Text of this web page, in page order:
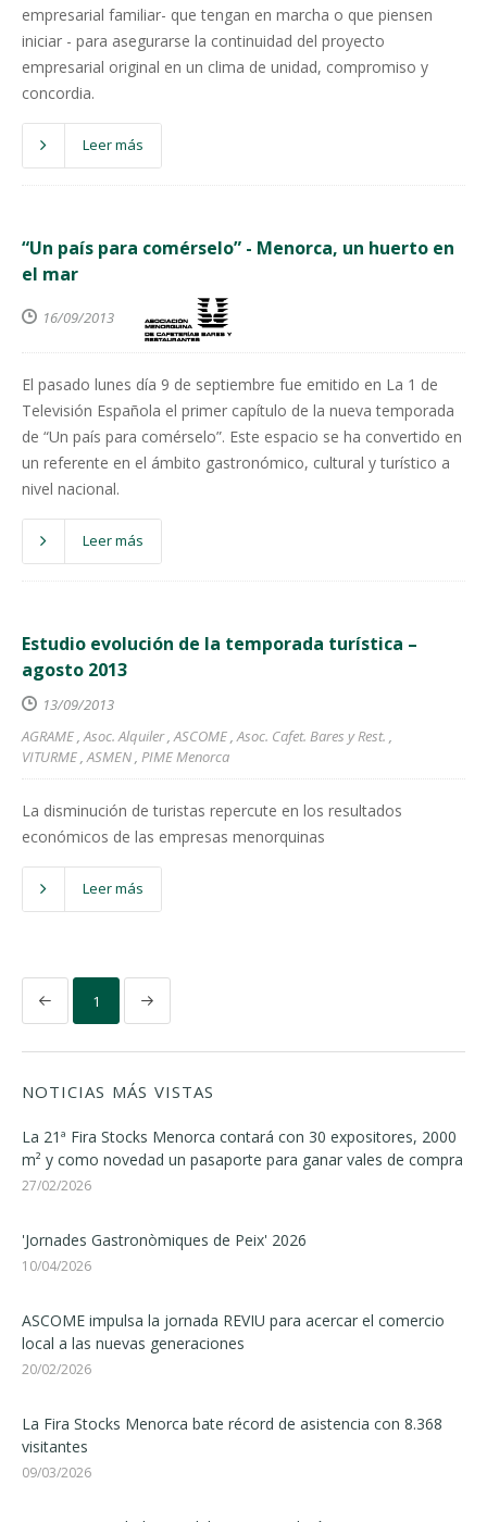
empresarial familiar- que tengan en marcha o que piensen
iniciar - para asegurarse la continuidad del proyecto
empresarial original en un clima de unidad, compromiso y
concordia.
Leer más
“Un país para comérselo” - Menorca, un huerto en
el mar
16/09/2013
El pasado lunes día 9 de septiembre fue emitido en La 1 de
Televisión Española el primer capítulo de la nueva temporada
de “Un país para comérselo”. Este espacio se ha convertido en
un referente en el ámbito gastronómico, cultural y turístico a
nivel nacional.
Leer más
Estudio evolución de la temporada turística –
agosto 2013
13/09/2013
AGRAME,Asoc. Alquiler,ASCOME,Asoc. Cafet. Bares y Rest. ,
VITURME,ASMEN, PIME Menorca
La disminución de turistas repercute en los resultados
económicos de las empresas menorquinas
Leer más
1
NOTICIAS MÁS VISTAS
La 21ª Fira Stocks Menorca contará con 30 expositores, 2000
m² y como novedad un pasaporte para ganar vales de compra
27/02/2026
'Jornades Gastronòmiques de Peix' 2026
10/04/2026
ASCOME impulsa la jornada REVIU para acercar el comercio
local a las nuevas generaciones
20/02/2026
La Fira Stocks Menorca bate récord de asistencia con 8.368
visitantes
09/03/2026